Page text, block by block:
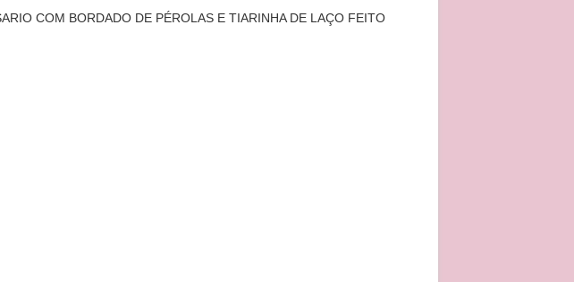
COM BORDADO DE PÉROLAS E TIARINHA DE LAÇO FEITO